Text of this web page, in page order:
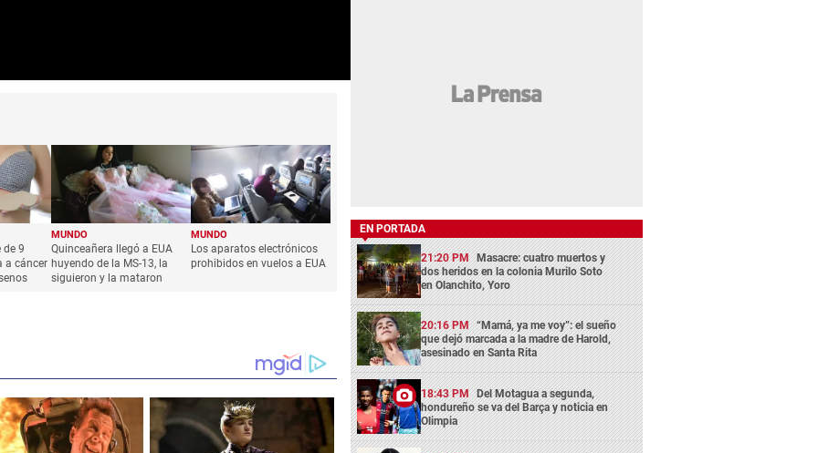
de 9
a cáncer
MUNDO
Quinceañera llegó a EUA
huyendo de la MS-13, la
siguieron y la mataron
MUNDO
Los aparatos electrónicos
prohibidos en vuelos a EUA
EN PORTADA
21:20 PM Masacre: cuatro muertos y
dos heridos en la colonia Murilo Soto
en Olanchito, Yoro
20:16 PM “Mamá, ya me voy”: el sueño
que dejó marcada a la madre de Harold,
asesinado en Santa Rita
18:43 PM Del Motagua a segunda,
hondureño se va del Barça y noticia en
Olimpia